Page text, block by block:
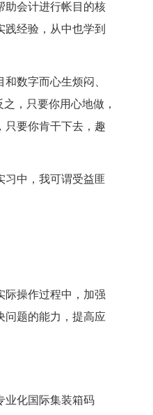
会计进行帐目的核
经验，从中也学到
数字而心生烦闷、
，只要你用心地做，
只要你肯干下去，趣
中，我可谓受益匪
操作过程中，加强
问题的能力，提高应
化国际集装箱码